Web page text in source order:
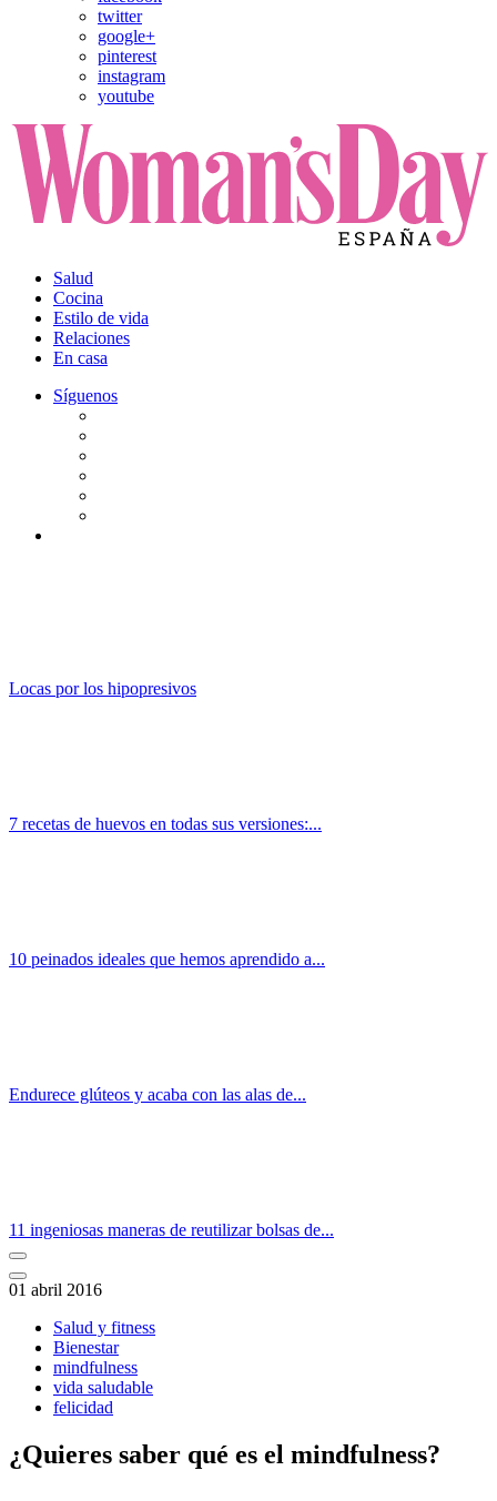
twitter
google+
pinterest
instagram
youtube
Salud
Cocina
Estilo de vida
Relaciones
En casa
Síguenos
Locas por los hipopresivos
7 recetas de huevos en todas sus versiones:...
10 peinados ideales que hemos aprendido a...
Endurece glúteos y acaba con las alas de...
11 ingeniosas maneras de reutilizar bolsas de...
01 abril 2016
Salud y fitness
Bienestar
mindfulness
vida saludable
felicidad
¿Quieres saber qué es el mindfulness?